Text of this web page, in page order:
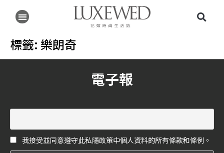
標籤: 樂朗奇
電子報
我接受並同意遵守此私隱政策中個人資料的所有條款和條例。